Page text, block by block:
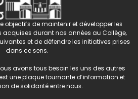
objectifs de maintenir et développer les
acquises durant nos années au Collège,
et de défendre les initiatives prises
dans ce sens.
avons tous besoin les uns des autres
une plaque tournante d’information et
de solidarité entre nous.